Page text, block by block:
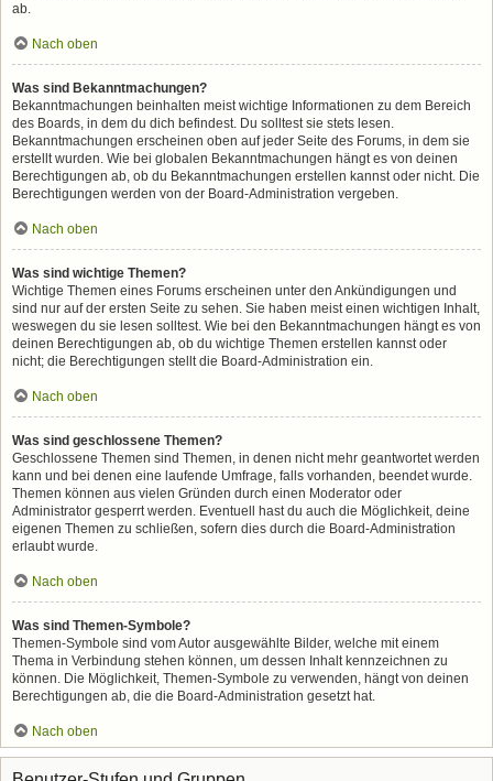
ab.
Nach oben
Was sind Bekanntmachungen?
Bekanntmachungen beinhalten meist wichtige Informationen zu dem Bereich
des Boards, in dem du dich befindest. Du solltest sie stets lesen.
Bekanntmachungen erscheinen oben auf jeder Seite des Forums, in dem sie
erstellt wurden. Wie bei globalen Bekanntmachungen hängt es von deinen
Berechtigungen ab, ob du Bekanntmachungen erstellen kannst oder nicht. Die
Berechtigungen werden von der Board-Administration vergeben.
Nach oben
Was sind wichtige Themen?
Wichtige Themen eines Forums erscheinen unter den Ankündigungen und
sind nur auf der ersten Seite zu sehen. Sie haben meist einen wichtigen Inhalt,
weswegen du sie lesen solltest. Wie bei den Bekanntmachungen hängt es von
deinen Berechtigungen ab, ob du wichtige Themen erstellen kannst oder
nicht; die Berechtigungen stellt die Board-Administration ein.
Nach oben
Was sind geschlossene Themen?
Geschlossene Themen sind Themen, in denen nicht mehr geantwortet werden
kann und bei denen eine laufende Umfrage, falls vorhanden, beendet wurde.
Themen können aus vielen Gründen durch einen Moderator oder
Administrator gesperrt werden. Eventuell hast du auch die Möglichkeit, deine
eigenen Themen zu schließen, sofern dies durch die Board-Administration
erlaubt wurde.
Nach oben
Was sind Themen-Symbole?
Themen-Symbole sind vom Autor ausgewählte Bilder, welche mit einem
Thema in Verbindung stehen können, um dessen Inhalt kennzeichnen zu
können. Die Möglichkeit, Themen-Symbole zu verwenden, hängt von deinen
Berechtigungen ab, die die Board-Administration gesetzt hat.
Nach oben